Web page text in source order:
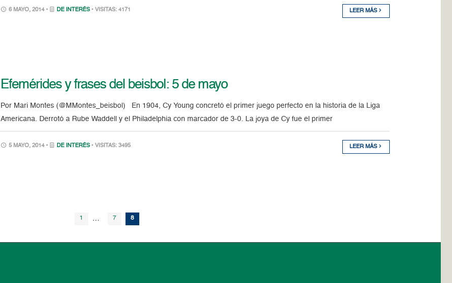
6 MAYO, 2014 • DE INTERÉS • VISITAS: 4171 LEER MÁS
Efemérides y frases del beisbol: 5 de mayo
Por Mari Montes (@MMontes_beisbol) En 1904, Cy Young concretó el primer juego perfecto en la historia de la Liga
Americana. Derrotó a Rube Waddell y el Philadelphia con marcador de 3-0. La joya de Cy fue el primer
5 MAYO, 2014 • DE INTERÉS • VISITAS: 3495 LEER MÁS
1 … 7 8